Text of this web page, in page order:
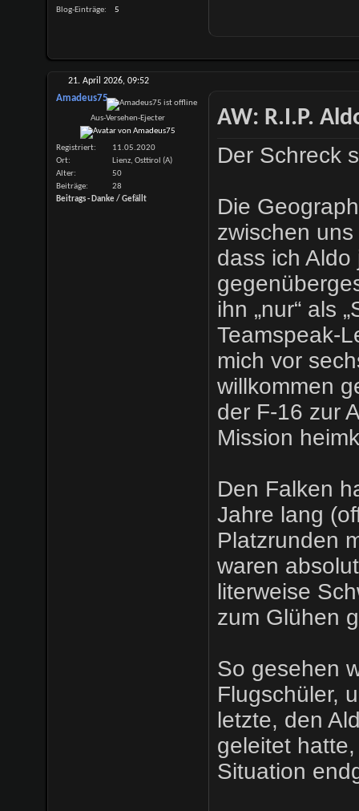
Blog-Einträge
5
21. April 2026, 09:52
Amadeus75
Aus-Versehen-Ejecter
Registriert
11.05.2020
Ort
Lienz, Osttirol (A)
Alter
50
Beiträge
28
Beitrags - Danke / Gefällt
AW: R.I.P.
Der Schreck
Die
zwischen
dass ich
ihn „nur“ als
Teamspeak-
mich vor
willkommen
der F-16 zur
Mission
Den Falken
Jahre lang
Platzrunden
waren
literweise
zum Glühen
So gesehen
Flugschüler,
letzte, den
geleitet
Situation